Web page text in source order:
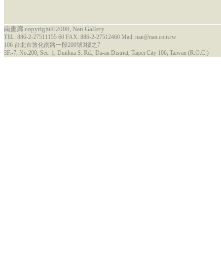
南畫廊 copyright©2008, Nan Gallery
TEL: 886-2-27511155 60 FAX: 886-2-27512460 Mail: nan@nan.com.tw
106 台北市敦化南路一段200號3樓之7
3F.-7, No.200, Sec. 1, Dunhua S. Rd., Da-an District, Taipei City 106, Taiwan (R.O.C.)